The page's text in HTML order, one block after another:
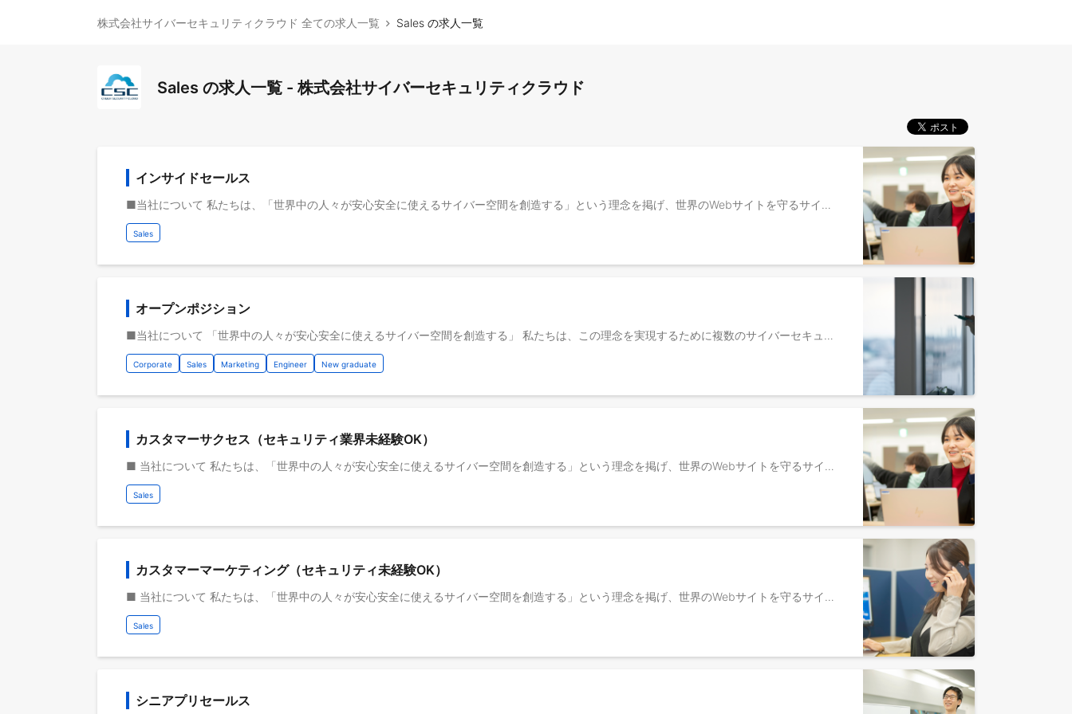
株式会社サイバーセキュリティクラウド 全ての求人一覧 Sales の求人一覧
Sales の求人一覧 - 株式会社サイバーセキュリティクラウド
インサイドセールス
■当社について 私たちは、「世界中の人々が安心安全に使えるサイバー空間を創造する」という理念を掲げ、世界のWebサイトを守るサイバーセキュリティサービスを開発・提供しているセキュリティメーカーです。 複数のプロダクトで国内トップシェアを獲得し、「日本で最も多くのWebサイトを守る会社」としての地位を確立しています。また、日本発のグローバルセキュリティメーカーとして世界中で信頼されるサービス提供を目指し、アメリカやシンガポールへの子会社設立や海外売上比率を引き上げていく等、海外進出も進めておりユーザーは全世界100カ国以上に広がっています。 インサイドセールスグループは、弊社サービスに興味をお持ちいただいた法人企業様に対し、それぞれの課題に合ったサービス提案を行い、商談成立の確度を高めてフィールドセールスに繋ぐという、マーケティングとセールスのハブの役割を担っていただける方を探しています。 サイバーセキュリティクラウドのインサイドセールス組織は立ち上がりから5年経過し、求めらるミッションの幅は広がりつつあります。 まだまだ役割が広がる中で、インサイドセールスとしての幅を広げ組織化していく必要が出ています。 そのためには、「インサイドセールスができる方」ではなく「インサイドセールス組織を作れる人材」を必要としています。 ■業務内容 【雇い入れ直後】 〇顧客情報の分析と管理 ・マーケティングツールやCRM・AIを用いて情報収集、顧客分析を行う ・分析情報を基にアプローチ企画の立案 〇課題抽出とソリューション提案 ・セキュリティに関して興味を持っている方に対して、他社事例や過去データなどを元にアプローチ ・電話やメールなどの非対面話法を始め、オンラインMTGや様々なコミュニケーション手段を用いて、顧客課題の抽出と適切なサービスの提示 ・継続的かつ戦術的な接触により顧客ニーズを徐々に高め、適切なタイミングで商談機会を獲得 〇マーケティングチーム・フィールドセールスとの連携 ・前後の組織から適切な情報を受け取り、またインサイドセールスだからもてる情報を連携し、売上創出の企画・実行をする 【変更の範囲】 ・会社の定める業務 ■魅力ポイント ・業界未経験からセキュリティの専門知識を身に付け、スペシャリストを目指すことができる ・国内トップシェアプロダクトの最前線でインサイドセールスの経験可能 ・発展途上の組織で、チームビルディングの経験ができる ・マーケット拡大中でこれからの情報時代に需要が高まり続ける取扱商材（SaaS×AI×セキュリティ） ・裁量権広く、ゆくゆくはマネージャーへのキャリアステップも可能 ・社会貢献度の高いサービスを、自らの手で世の中に提供している実感 ■組織構成（マーケティング部 / インサイドセールスグループ） ・10名（部長1名、マネージャー1名、インサイドセールスメンバー8名） ■プロダクトについて ・クラウド型WAF「攻撃遮断くん」 Webサイト・Webサーバへのサイバー攻撃を可視化・遮断するWebセキュリティサービス。導入社数・サイト数で国内No.1(※1)を獲得。また、国内セキュリティメーカー初となるクラウド型WAAPサービスの提供開始。 ・パブリッククラウド WAF自動運用サービス「WafCharm」 AWS/Microsoft Azure/Google Cloudに対応したAIによるWAFのルール自動運用サービス。2020年に導入ユーザー数で国内No.1(※2)を獲得。2023年8月にAWSが認定する「AWS パートナーパス」において最上位パートナーランクに昇格。 ・パブリッククラウド環境フルマネージドセキュリティサービス「CloudFastener」 AWS・Google Cloud・Azureの各種セキュリティサービスを24時間365日包括的に管理し運用するフルマネージドセキュリティサービス。国内初のAmazon Security Lakeのサブスクライバーパートナー認定サービス。 ・AWS WAF Managed Rules AWS Marketplaceから購入可能なAWS WAF専用のルールセット。クラウド市場世界シェア47.8％(※4)を持つAWSにおいて、世界で7社だけのAWS WAFマネージドルールセラーの1社として日本では唯一（※5）認定。現在100以上の国と地域にサービスを展開。 ・脆弱性情報収集・管理ツール「SIDfm」 ソフトウェアの脆弱性管理にかかわる包括的なソリューションサービス。2021年には『脆弱性情報配信サービスシェア No.1』『脆弱性情報提供実績 No.1』『脆弱性オリジナルコンテンツ数 No.1』を獲得。(※3) ※1：富士キメラ総研「2024 ネットワークセキュリティビジネス調査総覧市場編」2024年12月19日発表 ※2：日本マーケティングリサーチ機構調べ 調査概要：2020年7月期_実績調査 ※3：日本マーケティングリサーチ機構調べ 調査概要：2021年8月期_実績調査 ※4：出典：Gartner(August 2020)・・・Worldwide Iaas Public Cloud Services Market Share, 2018-2019 ※5：Managed Rules for AWS WAF - Web Application Firewall
Sales
オープンポジション
■当社について 「世界中の人々が安心安全に使えるサイバー空間を創造する」 私たちは、この理念を実現するために複数のサイバーセキュリティ製品を国産で開発し、世界のWebサイトを守る急成長中のセキュリティベンダーです。 ・世界100カ国以上にユーザーが広がり、米国・シンガポールへ子会社設 ・「AWS認定資格を多く持つソフトウェア企業」としてのAWSとも信頼関係を強く確立 ・多様なバックグラウンドのメンバーがチーム一丸となり、最先端のクラウドセキュリティ技術を駆使して、グローバル市場でさらなる拡大を目指す 今後もさらにサービスラインナップを増強し、それぞれのメンバーが自分の強みを活かし、「世界中の人々が安心安全に使えるサイバー空間を創造する」 という想いを実現させるために、世界水準のセキュリティサービスを一緒に創り上げる仲間を募集しています。 ■プロダクトについて ・クラウド型WAF「攻撃遮断くん」 Webサイト・Webサーバへのサイバー攻撃を可視化・遮断するWebセキュリティサービス。導入社数・サイト数で国内No.1(※1)を獲得。また、国内セキュリティメーカー初となるクラウド型WAAPサービスの提供開始。 ・パブリッククラウド WAF自動運用サービス「WafCharm」 AWS/Microsoft Azure/Google Cloudに対応したAIによるWAFのルール自動運用サービス。2020年に導入ユーザー数で国内No.1(※2)を獲得。2023年8月にAWSが認定する「AWS パートナーパス」において最上位パートナーランクに昇格。 ・パブリッククラウド環境フルマネージドセキュリティサービス「CloudFastener」 AWS・Google Cloud・Azureの各種セキュリティサービスを24時間365日包括的に管理し運用するフルマネージドセキュリティサービス。国内初のAmazon Security Lakeのサブスクライバーパートナー認定サービス。 ・AWS WAF Managed Rules AWS Marketplaceから購入可能なAWS WAF専用のルールセット。クラウド市場世界シェア47.8％(※4)を持つAWSにおいて、世界で7社だけのAWS WAFマネージドルールセラーの1社として日本では唯一（※5）認定。現在90以上の国と地域にサービスを展開。 ・脆弱性情報収集・管理ツール「SIDfm」 ソフトウェアの脆弱性管理にかかわる包括的なソリューションサービス。2021年には『脆弱性情報配信サービスシェア No.1』『脆弱性情報提供実績 No.1』『脆弱性オリジナルコンテンツ数 No.1』を獲得。(※3) ※1：富士キメラ総研「2023 ネットワークセキュリティビジネス調査総覧市場編」2023年12月14日発表 ※2：日本マーケティングリサーチ機構調べ 調査概要：2020年7月期_実績調査 ※3：日本マーケティングリサーチ機構調べ 調査概要：2021年8月期_実績調査 ※4：出典：Gartner(August 2020)・・・Worldwide Iaas Public Cloud Services Market Share, 2018-2019 ※5：Managed Rules for AWS WAF - Web Application Firewall 以下のようにお考えの方は、こちらのフォームよりお気軽にお申し込みください。 ・選考を受けてみたいけど、どのポジションで応募すればいいか分からない ・少し気になるけど、選考を受けるか迷っている ・興味はあるけど、これまでのキャリアや自身の価値観とマッチするかどうかまだイメージがつかない
Corporate Sales Marketing Engineer New graduate
カスタマーサクセス（セキュリティ業界未経験OK）
■ 当社について 私たちは、「世界中の人々が安心安全に使えるサイバー空間を創造する」という理念を掲げ、世界のWebサイトを守るサイバーセキュリティサービスを開発・提供しているセキュリティメーカーです。 複数のプロダクトで国内トップシェアを獲得し、「日本で最も多くのWebサイトを守る会社」としての地位を確立しています。事業拡大においても積極的に投資を続けており、アメリカ・シンガポールへの支社設立によるグローバル展開や、クラウド領域に特化した受諾開発事業・データプライバシー領域へのM&Aによる子会社設立など、事業領域の拡大を行っています。 現在は100カ国以上のユーザーにサービスを提供しており、日本発のグローバルセキュリティカンパニーへと成長しています。 ■ このポジションの募集背景・ミッション 当社は2026年に発表した新中期経営計画において、2030年に売上高200億円・営業利益40億円という目標を掲げています。現在の売上高50億円から4倍の成長を目指しています。 この目標を達成するための最重要戦略が「LTV最大化」です。これまでの新規顧客獲得中心のモデルから、既存顧客の活用深化・クロスセル・アップセルによる顧客単価向上へと、事業モデルを転換していく段階に入っています。ARR1,000万円以上の大口顧客を現在の48社から500社超へ拡大するという明確な目標も掲げています。 カスタマーサクセスグループは、この「LTV最大化」戦略を最前線で担う、会社の成長を左右する中核グループです。今回募集するCSMは、その立ち上げメンバーとして、既存顧客との関係構築・活用支援・アップセル・クロスセルを一気通貫で推進していただくポジションです。 仕組み作りを始めたばかりの状態から、既存顧客へのアプローチ成功の型を自分で設計・実行できる。会社の成長に直結する仕事を、立ち上げメンバーとして経験できる、今このタイミングにしかない環境で一緒に挑戦しませんか？ ■ 業務内容 SMB〜エンタープライズ層まで幅広く、当社セキュリティサービス導入後の活用を支援し、長期的な関係構築を行うポジションです。 【入社直後からお任せする業務】 ・導入済みのお客様への活用支援・運用提案（ハイタッチ） ・お客様のサービス定着に向けた方法・施策の立案 ・利用率向上を目的とした新機能・アップセル・クロスセルの提案 ・SMB・エンタープライズそれぞれのCSアプローチの仕組み化 ・チーム立ち上げフェーズのため、幅広い業務に携わることができます ■ このポジションの魅力 ・「成長市場×専門性×立ち上げフェーズ」の3つが掛け合わさった希少なポジション ・セキュリティというMust have領域のCSMとして、単なる利用促進ではなく企業のリスクマネジメントに深く関わる経験が積める ・アップセル・クロスセルからチャーン防止やオンボーディングまで一気通貫で担えるため、CSの全工程を経験できる ・立ち上げフェーズのため、自分のアイデアや経験を直接組織・仕組みに反映できる ・AIが普及するほど攻撃が高度化するセキュリティ領域で、AIに代替されにくい専門性の高いスキルが身につく ・プロダクトFBにも関われるため、顧客の声を直接サービスに反映できる ・フレックスタイム制（コアタイムなし） ・週2リモートで、柔軟な働き方が可能 ■ 組織構成（営業部） 17名（部長1名、セールスグループマネージャー2名、セールス8名、カスタマーサクセスグループマネージャー1名、カスタマーサクセス1名、セールスアシスタントグループマネージャー1名、営業事務3名） ■ プロダクトについて ・クラウド型WAF「攻撃遮断くん」：https://www.shadan-kun.com/ ・パブリッククラウドWAF自動運用サービス「WafCharm」：https://www.wafcharm.com/ ・パブリッククラウド環境フルマネージドセキュリティサービス「CloudFastener」：https://cloud-fastener.com/ ・脆弱性情報収集・管理ツール「SIDfm」：https://sid-fm.com/
Sales
カスタマーマーケティング（セキュリティ未経験OK）
■ 当社について 私たちは、「世界中の人々が安心安全に使えるサイバー空間を創造する」という理念を掲げ、世界のWebサイトを守るサイバーセキュリティサービスを開発・提供しているセキュリティメーカーです。 複数のプロダクトで国内トップシェアを獲得し、「日本で最も多くのWebサイトを守る会社」としての地位を確立しています。事業拡大においても積極的に投資を続けており、アメリカ・シンガポールへの支社設立によるグローバル展開や、クラウド領域に特化した受諾開発事業・データプライバシー領域へのM&Aによる子会社設立など、事業領域の拡大を行っています。 現在は100カ国以上のユーザーにサービスを提供しており、日本発のグローバルセキュリティカンパニーへと成長しています。 ■ このポジションのミッション 当社は2026年に発表した新中期経営計画において、2030年に売上高200億円・営業利益40億円という目標を掲げています。現在の売上高50億円から4倍の成長を目指しています。 この目標を達成するための最重要戦略は「LTV最大化」です。これまでの新規顧客獲得中心のモデルから、既存顧客の活用深化・クロスセル・アップセルによる顧客単価向上へと、事業モデルを転換していく段階に入っています。 カスタマーサクセスグループはこの戦略を最前線で担う中核グループです。その中でカスタマーマーケティングは、CSMが個別にハイタッチで対応するだけでは届かない既存顧客全体に対して、メール・セミナー・コンテンツなどを通じて面でアプローチし、活用促進・アップセル・チャーン防止を仕組みとして実現する役割を担います。 チームとしては、今年1月に立ち上げたばかりで、ゼロから仕組みを設計・構築しています。これまでのご経験を活かしながら、「顧客伴走力と企画力」両方のスキルを身につけつつ、スペシャリストとして事業成長に貢献しませんか？ ■ 業務内容 既存顧客に対してハイタッチ支援に加え、ロータッチ・テックタッチも含めたスケーラブルなカスタマーサクセスの仕組みづくりを担うポジションです。 【入社直後からお任せする業務】 ・既存顧客の担当者データの洗い出しと利用状況の分析 ・解約兆候の検知と対策立案 ・テックタッチ・ロータッチ施策（メール・セミナー・コンテンツ等）の企画・実行・仕組み化 ・コミュニティ・ユーザー会を通じた顧客エンゲージメントの強化とロイヤルカスタマーの育成 ・ハイタッチでの顧客折衝・アップセル・クロスセルの提案 ・VoCをプロダクトチームへフィードバックし、サービスの質向上に貢献 ・チーム立ち上げフェーズのため、幅広い業務に携わることができます 【長期的なポジションのゴール】 ・顧客満足度の向上とLTV最大化 ・ロータッチ・テックタッチを中心としたスケーラブルなCS支援モデルの確立 ・アップセル・クロスセルを通じた売上貢献 ・VoCを起点にしたプロダクト改善への継続的な貢献 ■ このポジションの魅力 ・営業×マーケ両方の経験が可能な「カスタマーマーケティング」という専門職として、新たなキャリアの軸を明確に打ち立てられる ・立ち上げフェーズのため、ヘルススコア設計・施策の型化など仕組みをゼロから自分で作れる ・自社プロダクトの施策を担うため、施策の効果を当事者として最後まで見届けられる ・フィールドセールス・インサイドセールス・マーケティングチームと横断的に連携し、多様な視点を活かした施策展開が可能 ・VoCを起点に開発サイドと直接コミュニケーションし、未来のプロダクト改善・開発に関われる ・セキュリティというMust have領域で、AIに代替されにくい伴走型CSとしてのスキルが身につく ・フレックスタイム制（コアタイムなし）・週2リモートで、柔軟な働き方が可能 ■ 組織構成（営業部） 17名（部長1名、セールスグループマネージャー2名、セールス8名、カスタマーサクセスグループマネージャー1名、カスタマーサクセス1名、セールスアシスタントグループマネージャー1名、営業事務3名） ■ プロダクトについて ・クラウド型WAF「攻撃遮断くん」：https://www.shadan-kun.com/ ・パブリッククラウドWAF自動運用サービス「WafCharm」：https://www.wafcharm.com/ ・パブリッククラウド環境フルマネージドセキュリティサービス「CloudFastener」：https://cloud-fastener.com/ ・脆弱性情報収集・管理ツール「SIDfm」：https://sid-fm.com/
Sales
シニアプリセールス